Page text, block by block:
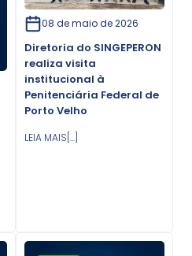
08 de maio de 2026
Diretoria do SINGEPERON
realiza visita
institucional à
Penitenciária Federal de
Porto Velho
LEIA MAIS[...]